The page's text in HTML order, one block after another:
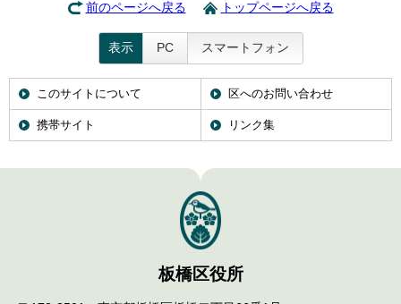
前のページへ戻る トップページへ戻る
表示 PC スマートフォン
このサイトについて 区へのお問い合わせ
携帯サイト リンク集
板橋区役所